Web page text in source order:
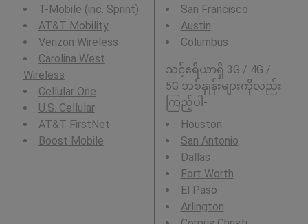
T-Mobile (inc. Sprint)
AT&T Mobility
Verizon Wireless
Carolina West
Wireless
Cellular One
U.S. Cellular
AT&T FirstNet
Boost Mobile
San Francisco
Austin
Columbus
သင့်ဧရိယာရှိ 3G / 4G /
5G ဘစ်နှုန်းများကိုလည်း
ကြည့်ပါ-
Houston
San Antonio
Dallas
Fort Worth
El Paso
Arlington